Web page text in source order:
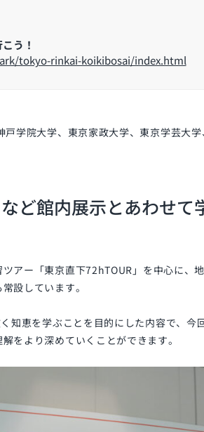
う！
tokyo-rinkai-koikibosai/index.html
戸学院大学、東京家政大学、東京学芸大
など館内展示とあわせ
ツアー「東京直下72hTOUR」を中心に、
設しています。
知恵を学ぶことを目的にした内容で、今
をより深めていくことができます。